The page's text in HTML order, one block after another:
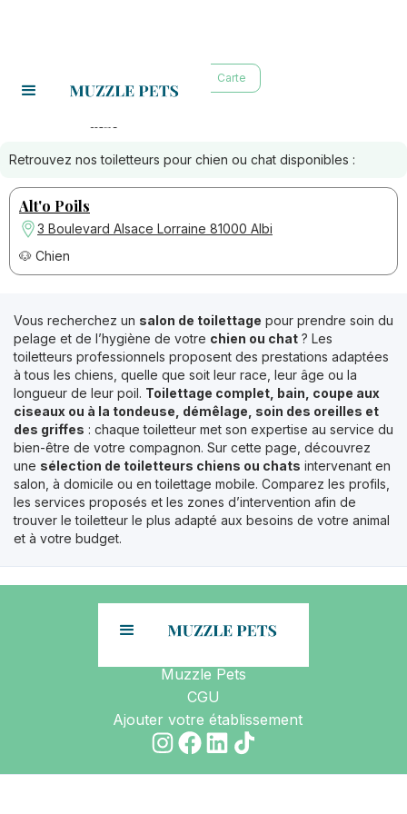
Carte
albi
Retrouvez nos toiletteurs pour chien ou chat disponibles :
Alt'o Poils
3 Boulevard Alsace Lorraine 81000 Albi
🐶 Chien
Vous recherchez un salon de toilettage pour prendre soin du
pelage et de l’hygiène de votre chien ou chat ? Les
toiletteurs professionnels proposent des prestations adaptées
à tous les chiens, quelle que soit leur race, leur âge ou la
longueur de leur poil. Toilettage complet, bain, coupe aux
ciseaux ou à la tondeuse, démêlage, soin des oreilles et
des griffes : chaque toiletteur met son expertise au service du
bien-être de votre compagnon. Sur cette page, découvrez
une sélection de toiletteurs chiens ou chats intervenant en
salon, à domicile ou en toilettage mobile. Comparez les profils,
les services proposés et les zones d’intervention afin de
trouver le toiletteur le plus adapté aux besoins de votre animal
et à votre budget.
Muzzle Pets
CGU
Ajouter votre établissement